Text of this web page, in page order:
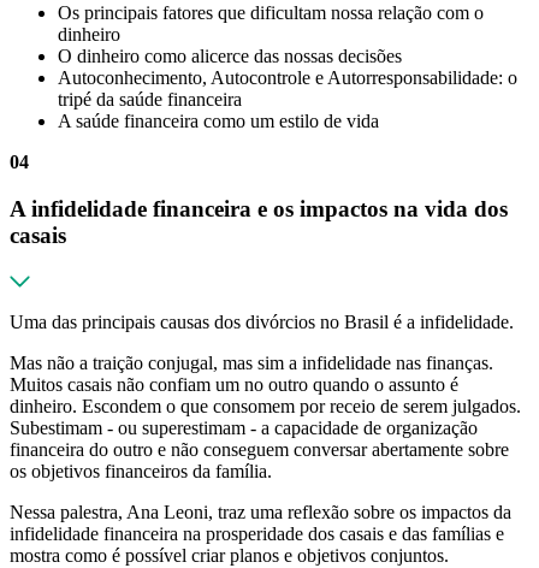
Os principais fatores que dificultam nossa relação com o
dinheiro
O dinheiro como alicerce das nossas decisões
Autoconhecimento, Autocontrole e Autorresponsabilidade: o
tripé da saúde financeira
A saúde financeira como um estilo de vida
04
A infidelidade financeira e os impactos na vida dos
casais
Uma das principais causas dos divórcios no Brasil é a infidelidade.
Mas não a traição conjugal, mas sim a infidelidade nas finanças.
Muitos casais não confiam um no outro quando o assunto é
dinheiro. Escondem o que consomem por receio de serem julgados.
Subestimam - ou superestimam - a capacidade de organização
financeira do outro e não conseguem conversar abertamente sobre
os objetivos financeiros da família.
Nessa palestra, Ana Leoni, traz uma reflexão sobre os impactos da
infidelidade financeira na prosperidade dos casais e das famílias e
mostra como é possível criar planos e objetivos conjuntos.